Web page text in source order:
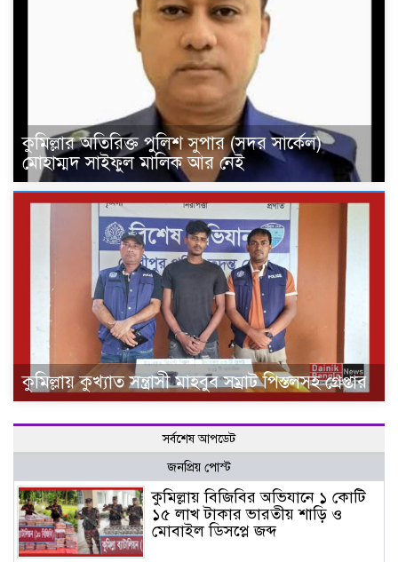
কুমিল্লার অতিরিক্ত পুলিশ সুপার (সদর সার্কেল)
মোহাম্মদ সাইফুল মালিক আর নেই
কুমিল্লায় কুখ্যাত সন্ত্রাসী মাহবুব সম্রাট পিস্তলসহ গ্রেপ্তার
সর্বশেষ আপডেট
জনপ্রিয় পোস্ট
কুমিল্লায় বিজিবির অভিযানে ১ কোটি
১৫ লাখ টাকার ভারতীয় শাড়ি ও
মোবাইল ডিসপ্লে জব্দ